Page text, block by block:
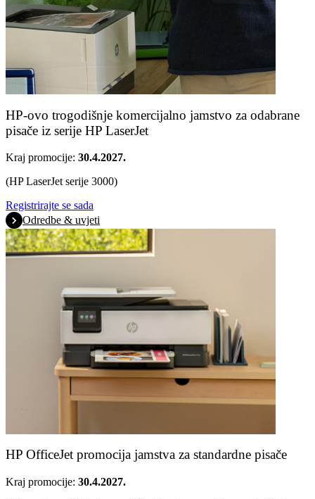
HP-ovo trogodišnje komercijalno jamstvo za odabrane
pisače iz serije HP LaserJet
Kraj promocije: 30.4.2027.
(HP LaserJet serije 3000)
Registrirajte se sada
Odredbe & uvjeti
HP OfficeJet promocija jamstva za standardne pisače
Kraj promocije: 30.4.2027.